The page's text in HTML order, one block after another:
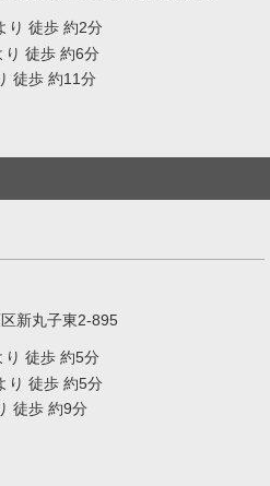
り 徒歩 約2分
り 徒歩 約6分
徒歩 約11分
新丸子東2-895
り 徒歩 約5分
り 徒歩 約5分
徒歩 約9分